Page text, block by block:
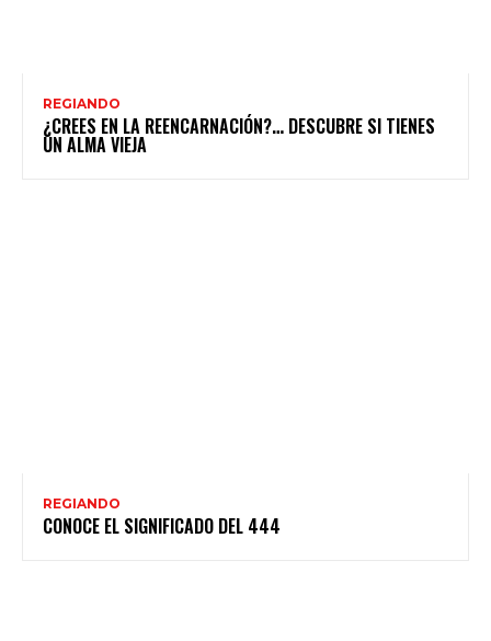
REGIANDO
¿CREES EN LA REENCARNACIÓN?… DESCUBRE SI TIENES
UN ALMA VIEJA
REGIANDO
CONOCE EL SIGNIFICADO DEL 444